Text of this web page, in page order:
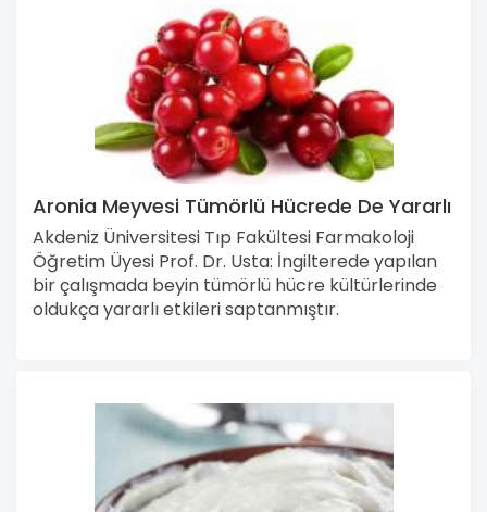
Aronia Meyvesi Tümörlü Hücrede De Yararlı
Akdeniz Üniversitesi Tıp Fakültesi Farmakoloji
Öğretim Üyesi Prof. Dr. Usta: İngilterede yapılan
bir çalışmada beyin tümörlü hücre kültürlerinde
oldukça yararlı etkileri saptanmıştır.